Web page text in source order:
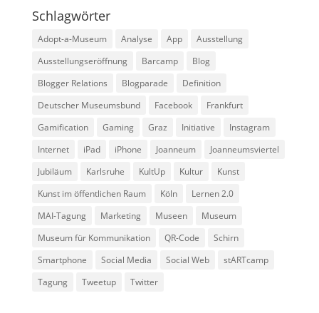
Schlagwörter
Adopt-a-Museum Analyse App
Ausstellung
Ausstellungseröffnung
Barcamp
Blog
Blogger Relations
Blogparade
Definition
Deutscher Museumsbund
Facebook
Frankfurt
Gamification
Gaming Graz Initiative
Instagram
Internet
iPad iPhone Joanneum
Joanneumsviertel
Jubiläum
Karlsruhe KultUp Kultur
Kunst
Kunst im öffentlichen Raum
Köln
Lernen 2.0
MAI-Tagung
Marketing Museen
Museum
Museum für Kommunikation
QR-Code
Schirn
Smartphone
Social Media Social Web
stARTcamp
Tagung
Tweetup Twitter